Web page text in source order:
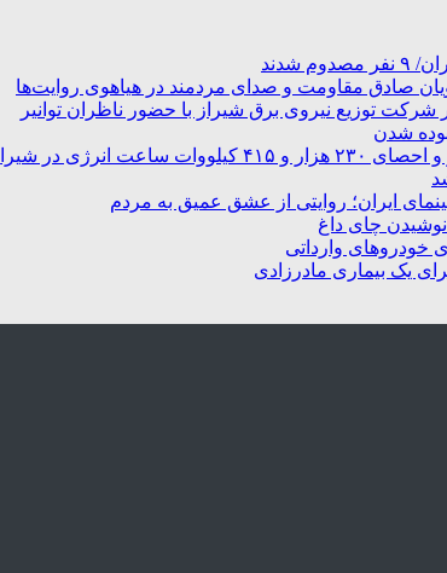
شدند
صادق مقاومت و صدای مردمند در هیاهوی روایت‌ها
توزیع نیروی برق شیراز با حضور ناظران توانیر
شدن
ایران؛ روایتی از عشق عمیق به مردم
چای داغ
وارداتی
یک بیماری مادرزادی